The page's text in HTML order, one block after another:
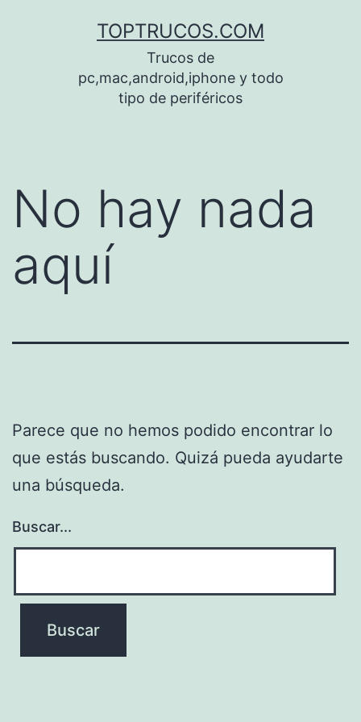
TOPTRUCOS.COM
Trucos de
pc,mac,android,iphone y todo
tipo de periféricos
No hay nada
aquí
Parece que no hemos podido encontrar lo
que estás buscando. Quizá pueda ayudarte
una búsqueda.
Buscar...